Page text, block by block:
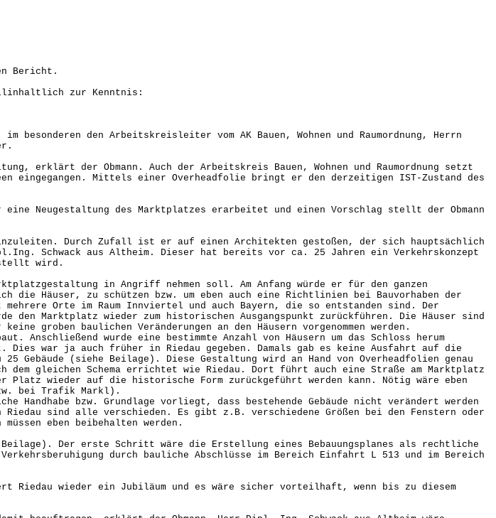
Bericht.
zur Kenntnis:
besonderen den Arbeitskreisleiter vom AK Bauen, Wohnen und Raumordnung, Herrn
erklärt der Obmann. Auch der Arbeitskreis Bauen, Wohnen und Raumordnung setzt
eingegangen. Mittels einer Overheadfolie bringt er den derzeitigen IST-Zustand des
eine Neugestaltung des Marktplatzes erarbeitet und einen Vorschlag stellt der Obmann
Durch Zufall ist er auf einen Architekten gestoßen, der sich hauptsächlich
Schwack aus Altheim. Dieser hat bereits vor ca. 25 Jahren ein Verkehrskonzept
wird.
in Angriff nehmen soll. Am Anfang würde er für den ganzen
die Häuser, zu schützen bzw. um eben auch eine Richtlinien bei Bauvorhaben der
Orte im Raum Innviertel und auch Bayern, die so entstanden sind. Der
Marktplatz wieder zum historischen Ausgangspunkt zurückführen. Die Häuser sind
groben baulichen Veränderungen an den Häusern vorgenommen werden.
Anschließend wurde eine bestimmte Anzahl von Häusern um das Schloss herum
war ja auch früher in Riedau gegeben. Damals gab es keine Ausfahrt auf die
Gebäude (siehe Beilage). Diese Gestaltung wird an Hand von Overheadfolien genau
dem gleichen Schema errichtet wie Riedau. Dort führt auch eine Straße am Marktplatz
wieder auf die historische Form zurückgeführt werden kann. Nötig wäre eben
bei Trafik Markl).
bzw. Grundlage vorliegt, dass bestehende Gebäude nicht verändert werden
sind alle verschieden. Es gibt z.B. verschiedene Größen bei den Fenstern oder
eben beibehalten werden.
Der erste Schritt wäre die Erstellung eines Bebauungsplanes als rechtliche
durch bauliche Abschlüsse im Bereich Einfahrt L 513 und im Bereich
Riedau wieder ein Jubiläum und es wäre sicher vorteilhaft, wenn bis zu diesem